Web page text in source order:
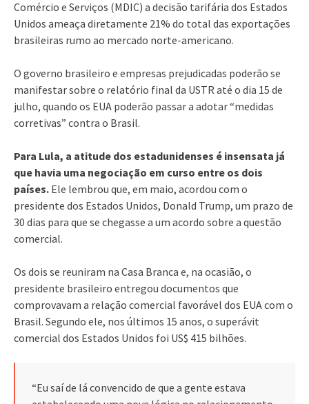
Comércio e Serviços (MDIC) a decisão tarifária dos Estados
Unidos ameaça diretamente 21% do total das exportações
brasileiras rumo ao mercado norte-americano.
O governo brasileiro e empresas prejudicadas poderão se
manifestar sobre o relatório final da USTR até o dia 15 de
julho, quando os EUA poderão passar a adotar “medidas
corretivas” contra o Brasil.
Para Lula, a atitude dos estadunidenses é insensata já
que havia uma negociação em curso entre os dois
países. Ele lembrou que, em maio, acordou com o
presidente dos Estados Unidos, Donald Trump, um prazo de
30 dias para que se chegasse a um acordo sobre a questão
comercial.
Os dois se reuniram na Casa Branca e, na ocasião, o
presidente brasileiro entregou documentos que
comprovavam a relação comercial favorável dos EUA com o
Brasil. Segundo ele, nos últimos 15 anos, o superávit
comercial dos Estados Unidos foi US$ 415 bilhões.
“Eu saí de lá convencido de que a gente estava